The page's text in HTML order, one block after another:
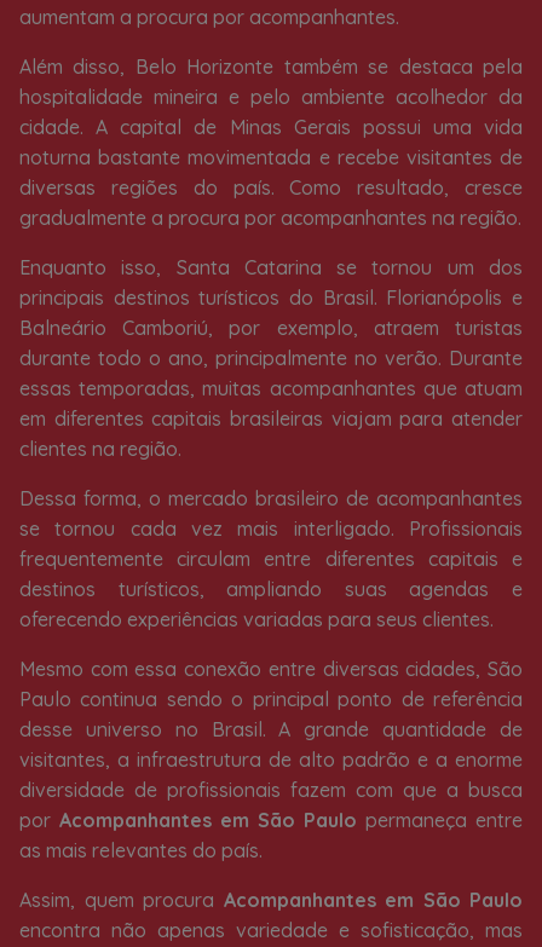
aumentam a procura por acompanhantes.
Além disso, Belo Horizonte também se destaca pela
hospitalidade mineira e pelo ambiente acolhedor da
cidade. A capital de Minas Gerais possui uma vida
noturna bastante movimentada e recebe visitantes de
diversas regiões do país. Como resultado, cresce
gradualmente a procura por acompanhantes na região.
Enquanto isso, Santa Catarina se tornou um dos
principais destinos turísticos do Brasil. Florianópolis e
Balneário Camboriú, por exemplo, atraem turistas
durante todo o ano, principalmente no verão. Durante
essas temporadas, muitas acompanhantes que atuam
em diferentes capitais brasileiras viajam para atender
clientes na região.
Dessa forma, o mercado brasileiro de acompanhantes
se tornou cada vez mais interligado. Profissionais
frequentemente circulam entre diferentes capitais e
destinos turísticos, ampliando suas agendas e
oferecendo experiências variadas para seus clientes.
Mesmo com essa conexão entre diversas cidades, São
Paulo continua sendo o principal ponto de referência
desse universo no Brasil. A grande quantidade de
visitantes, a infraestrutura de alto padrão e a enorme
diversidade de profissionais fazem com que a busca
por Acompanhantes em São Paulo permaneça entre
as mais relevantes do país.
Assim, quem procura Acompanhantes em São Paulo
encontra não apenas variedade e sofisticação, mas